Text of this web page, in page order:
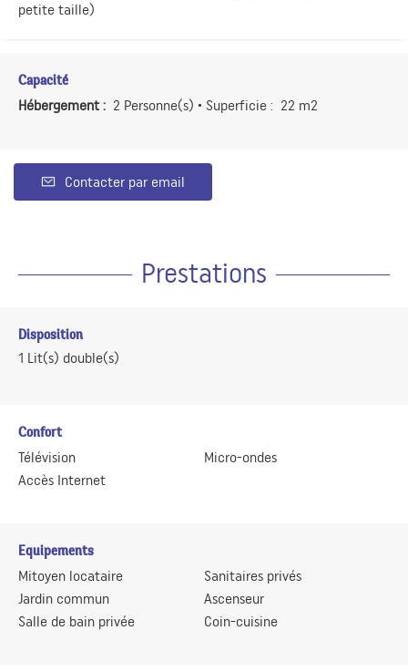
petite taille)
Capacité
Hébergement : 2 Personne(s) • Superficie : 22 m2
Contacter par email
Prestations
Disposition
1 Lit(s) double(s)
Confort
Télévision
Accès Internet
Micro-ondes
Equipements
Mitoyen locataire
Jardin commun
Salle de bain privée
Sanitaires privés
Ascenseur
Coin-cuisine